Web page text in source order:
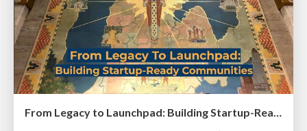
From Legacy to Launchpad: Building Startup-Ready Communities